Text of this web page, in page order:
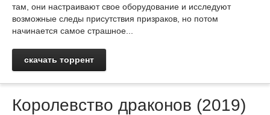
там, они настраивают свое оборудование и исследуют
возможные следы присутствия призраков, но потом
начинается самое страшное...
скачать торрент
Королевство драконов (2019)